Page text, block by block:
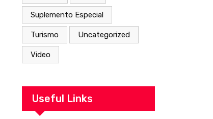
Suplemento Especial
Turismo Uncategorized
Video
Useful Links